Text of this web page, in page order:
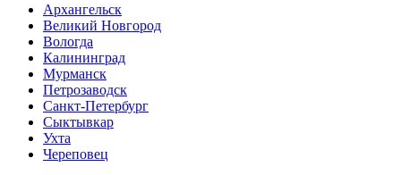
Архангельск
Великий Новгород
Вологда
Калининград
Мурманск
Петрозаводск
Санкт-Петербург
Сыктывкар
Ухта
Череповец